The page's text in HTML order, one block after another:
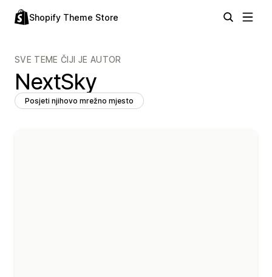
Shopify Theme Store
SVE TEME ČIJI JE AUTOR
NextSky
Posjeti njihovo mrežno mjesto